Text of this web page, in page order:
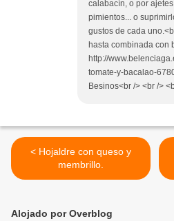
calabacín, o por
pimientos... o
gustos de cada
hasta combinada con
http://
tomate-y-bacalao-
Besinos<br /> <br />
< Hojaldre con queso y
membrillo.
Alojado por Overblog